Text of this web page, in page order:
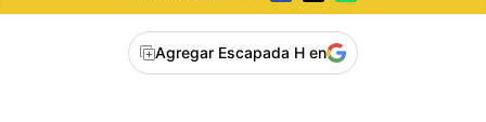
Agregar Escapada H en